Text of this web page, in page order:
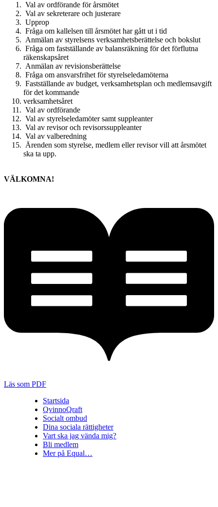
Val av ordförande för årsmötet
Val av sekreterare och justerare
Upprop
Fråga om kallelsen till årsmötet har gått ut i tid
Anmälan av styrelsens verksamhetsberättelse och bokslut
Fråga om fastställande av balansräkning för det förflutna
räkenskapsåret
Anmälan av revisionsberättelse
Fråga om ansvarsfrihet för styrelseledamöterna
Fastställande av budget, verksamhetsplan och medlemsavgift
för det kommande
verksamhetsåret
Val av ordförande
Val av styrelseledamöter samt suppleanter
Val av revisor och revisorssuppleanter
Val av valberedning
Ärenden som styrelse, medlem eller revisor vill att årsmötet
ska ta upp.
VÄLKOMNA!
Läs som PDF
Startsida
QvinnoQraft
Socialt ombud
Dina sociala rättigheter
Vart ska jag vända mig?
Bli medlem
Mer på Equal…